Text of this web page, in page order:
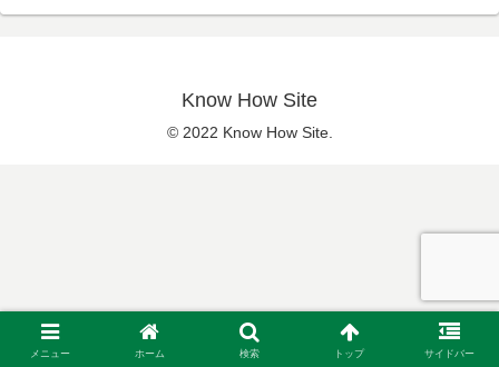
Know How Site
© 2022 Know How Site.
メニュー ホーム 検索 トップ サイドバー